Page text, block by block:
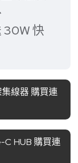
30W 快
線器 購買連
C HUB 購買連